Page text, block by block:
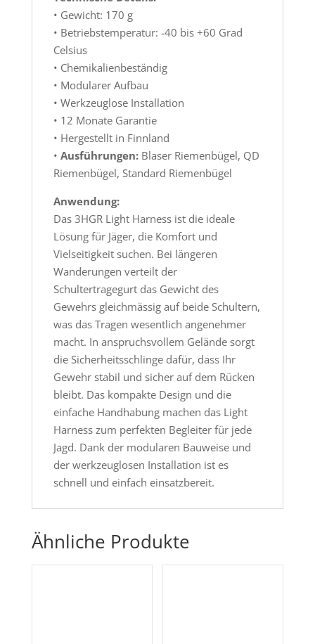
• Gewicht: 170 g
• Betriebstemperatur: -40 bis +60 Grad
Celsius
• Chemikalienbeständig
• Modularer Aufbau
• Werkzeuglose Installation
• 12 Monate Garantie
• Hergestellt in Finnland
• Ausführungen: Blaser Riemenbügel, QD
Riemenbügel, Standard Riemenbügel
Anwendung:
Das 3HGR Light Harness ist die ideale
Lösung für Jäger, die Komfort und
Vielseitigkeit suchen. Bei längeren
Wanderungen verteilt der
Schultertragegurt das Gewicht des
Gewehrs gleichmässig auf beide Schultern,
was das Tragen wesentlich angenehmer
macht. In anspruchsvollem Gelände sorgt
die Sicherheitsschlinge dafür, dass Ihr
Gewehr stabil und sicher auf dem Rücken
bleibt. Das kompakte Design und die
einfache Handhabung machen das Light
Harness zum perfekten Begleiter für jede
Jagd. Dank der modularen Bauweise und
der werkzeuglosen Installation ist es
schnell und einfach einsatzbereit.
Ähnliche Produkte